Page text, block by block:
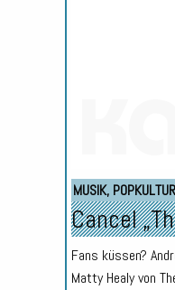
MUSIK, POPKULTUR
Cancel
Fans küssen?
Matty Healy von